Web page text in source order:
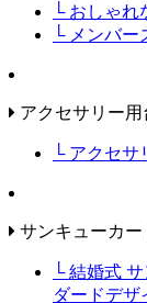
└ おしゃれ
└ メンバー
アクセサリー用
└ アクセサ
サンキューカー
└ 結婚式
ダードデザ